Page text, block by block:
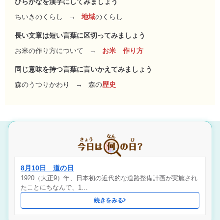
ちいきのくらし
→ 地域のくらし
長い文章は短い言葉に区切ってみましょう
お米の作り方について
→ お米 作り方
同じ意味を持つ言葉に言いかえてみましょう
森のうつりかわり
→ 森の歴史
8月10日 道の日
1920（大正9）年、日本初の近代的な道路整備計画が実施され
たことにちなんで、1…
続きをみる